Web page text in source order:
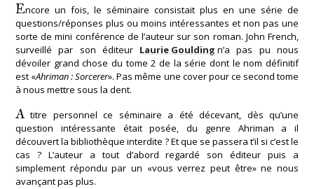
Encore un fois, le séminaire consistait plus en une série de
questions/réponses plus ou moins intéressantes et non pas une
sorte de mini conférence de l’auteur sur son roman. John French,
surveillé par son éditeur Laurie Gouldingn’a pas pu nous
dévoiler grand chose du tome 2 de la série dont le nom définitif
est «Ahriman : Sorcerer». Pas même une cover pour ce second tome
à nous mettre sous la dent.
Atitre personnel ce séminaire a été décevant, dès qu’une
question intéressante était posée, du genre Ahriman a il
découvert la bibliothèque interdite ? Et que se passera t’il si c’est le
cas ? L’auteur a tout d’abord regardé son éditeur puis a
simplement répondu par un «vous verrez peut être» ne nous
avançant pas plus.